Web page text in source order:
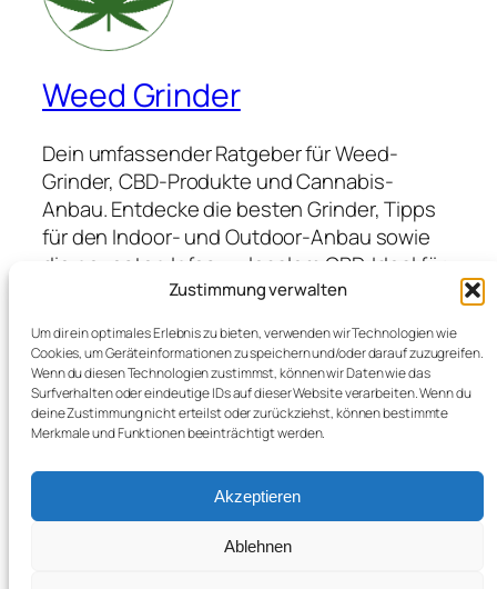
Zustimmung verwalten
Um dir ein optimales Erlebnis zu bieten, verwenden wir Technologien wie
Cookies, um Geräteinformationen zu speichern und/oder darauf zuzugreifen.
Wenn du diesen Technologien zustimmst, können wir Daten wie das
Surfverhalten oder eindeutige IDs auf dieser Website verarbeiten. Wenn du
deine Zustimmung nicht erteilst oder zurückziehst, können bestimmte
Merkmale und Funktionen beeinträchtigt werden.
Akzeptieren
Ablehnen
Weed Grinder
Dein umfassender Ratgeber für Weed-
Grinder, CBD-Produkte und Cannabis-
Anbau. Entdecke die besten Grinder, Tipps
für den Indoor- und Outdoor-Anbau sowie
die neuesten Infos zu legalem CBD. Ideal für
Anfänger und Profis, die hochwertige
profitieren möchten.
Blog
Veranstaltungen